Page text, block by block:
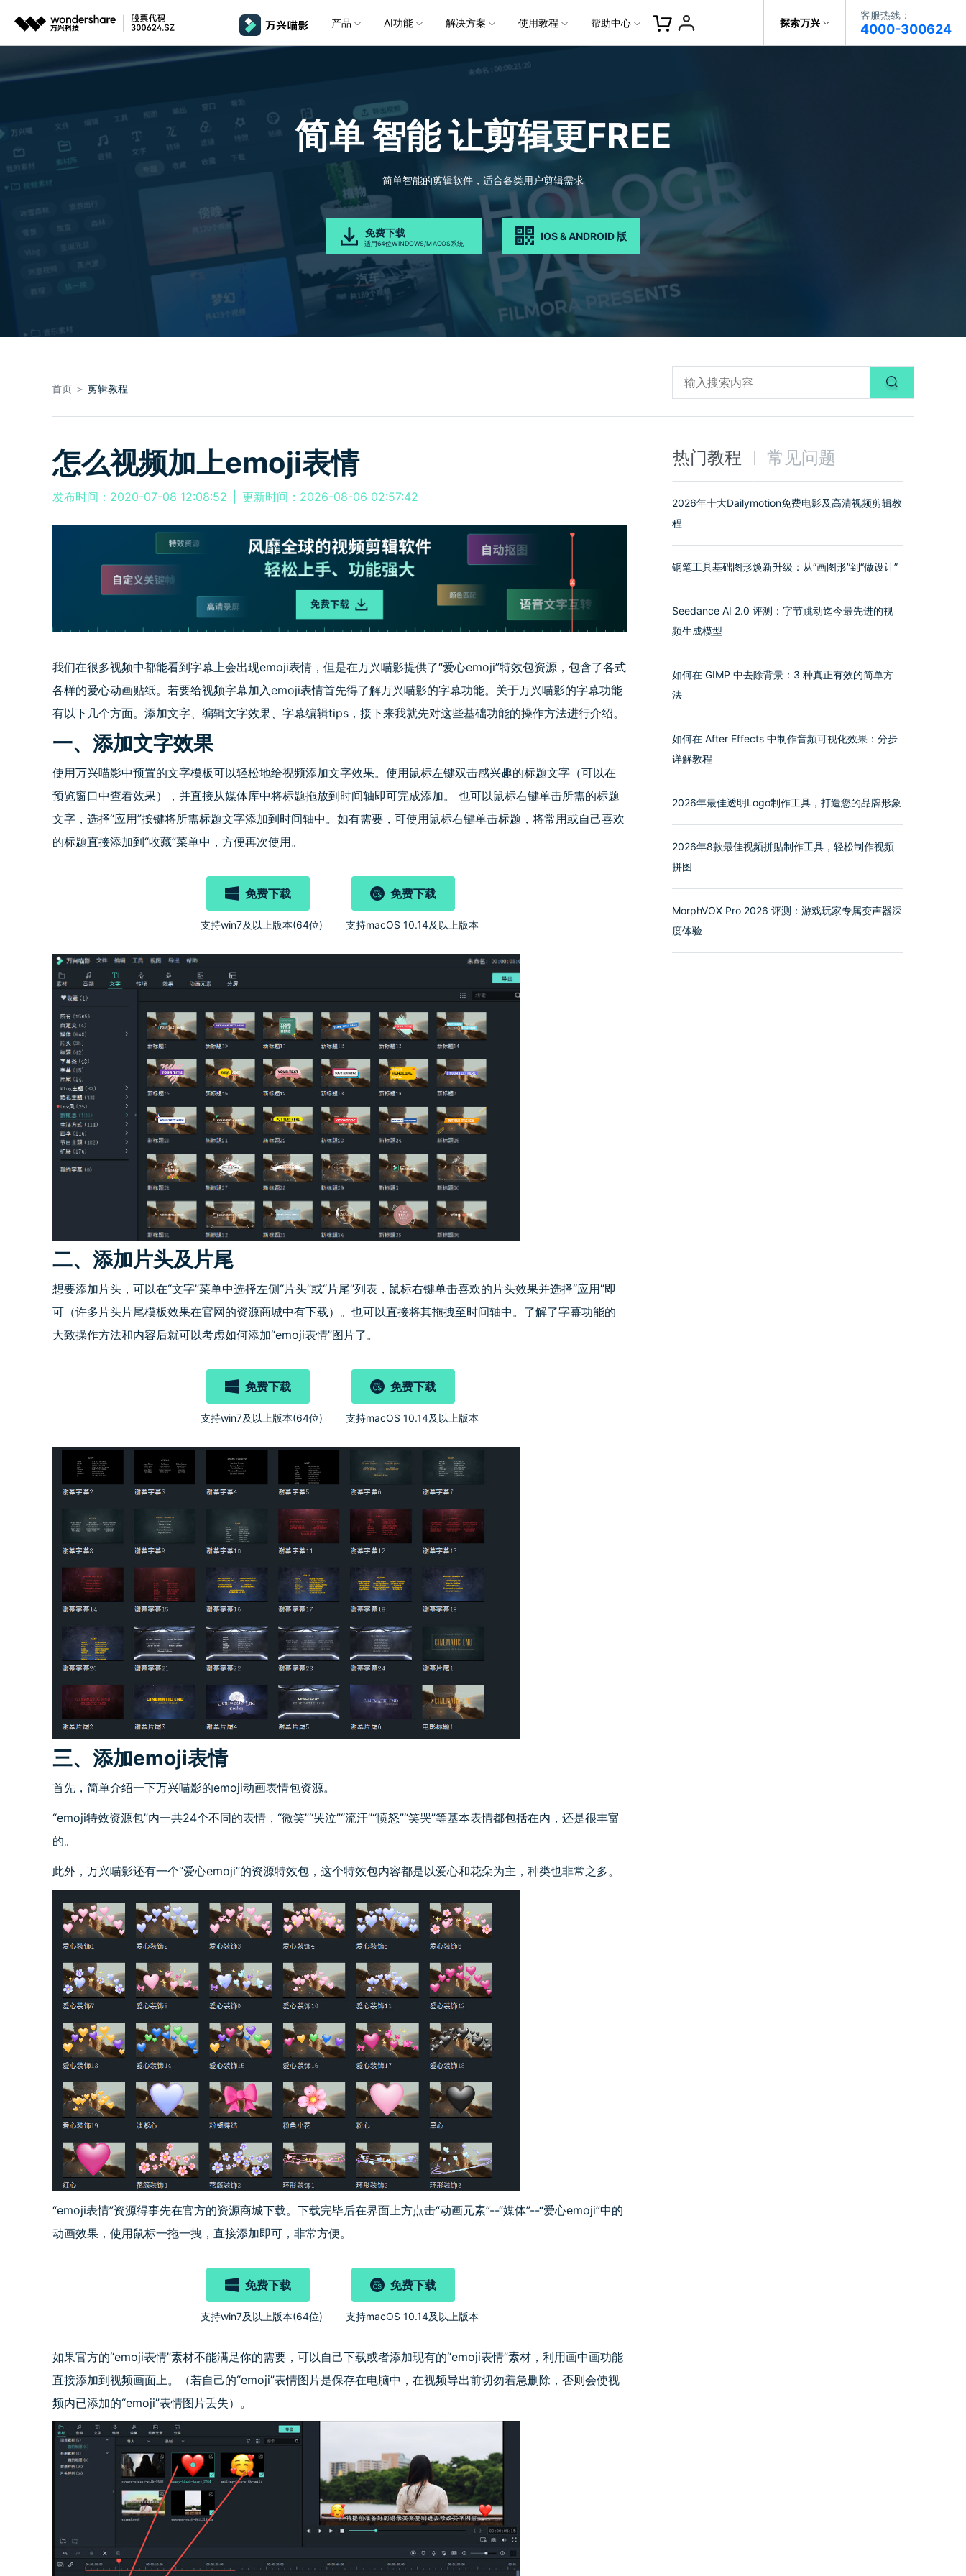
探索万兴
客服热线：
4000-300624
推荐产品
AIGC数字创意
万兴剧厂
AI驱动的一站式精品影视内容创作平台
万兴天幕
Wondershare SelfyzAI
万兴图示
一站式办公绘图利器
基于云的跨端思维导图软件
文档创意
万兴PDF
秒会的全能PDF编辑神器
万兴HiPDF
一站式在线PDF解决方案
万兴恢复专家
简单高效的数据管理软件
万兴易修
视频/照片修复一站式解决方案
新闻中心
加入我们
帮助中心
政企服务
代理商
客户案例
数字文档
创意绘图
视频创意
行业应用
交通运输
金融&银行
教育
新闻中心
新闻动态
关于万兴
社会责任
投资者关系
供应商合作
加入我们 帮助中心 客服热线：
4000-300624
产品
桌面版 Windows 版本
MacOS 版本
HarmonyOS 版本
移动端 iOS & Android 版本
视频
关键帧
NEW
平面追踪 NEW
音频
高光卡点
音频闪避
音视频同步
文本
文字路径动画
文字动画
花字与标题编辑
发现更多功能 >
视频特效
音频库
免费下载
AI功能
AI 提效
所有人工智能工具 >
AI 文本转视频 NEW
AI 图生视频 NEW
AI 绘画
AI 视频续写 NEW
AI 生成音效 NEW
文字转语音
AI 音乐生成
免费下载
解决方案
商用无忧
全新AI灵感加速器，提升团队协作效率，全
方位赋能商业视频创作过程
党政宣传
快速打造高级大气的党政宣传片
轻松制作有颜有料的知识教程
新闻传媒
一键输出专业精良的资讯报道
电商运营
批量生产高转化率的带货营销视频
自媒体创作
快人一步剪辑高流量的爆款视频
万兴喵影鸿蒙版首发
使用教程
基础教学
自制教程
视频抠图
音频剪辑
文本字幕
颜色编辑
影视娱乐
娱乐剪辑
影视制作
游戏电竞
教育培训
学校教育
企业培训
节日庆典
婚礼视频
生日聚会
广告宣传
日常视频
生活Vlog
视频教程
跟着达人视频学剪辑， 小白也能
玩转特效大片
喵影学社
提供人门到精通的全方位视频剪辑
课程满足各类场景的创作需求
帮助中心
常见问题
排除产品使用故障
设备支持
了解支持的系统、CPU和GPU信息
产品社区
在线社区，与产品经理 1 v 1
版本日志
了解最新迭代信息，体验最新功能
了解AI 积分消耗规则
授权说明
万兴素材
免费下载
简单 智能让剪辑更FREE
简单智能的剪辑软件，适合各类用户剪辑需求
免费下载
适用64位WINDOWS/MACOS系统
IOS & ANDROID 版
首页 ＞ 剪辑教程
怎么视频加上emoji表情
发布时间：2020-07-08 12:08:52 更新时间：2026-08-06 02:57:42
我们在很多视频中都能看到字幕上会出现emoji表情，但是在万兴喵影提供了“爱心emoji”特效包资源，包含了各式
各样的爱心动画贴纸。若要给视频字幕加入emoji表情首先得了解万兴喵影的字幕功能。关于万兴喵影的字幕功能
有以下几个方面。添加文字、编辑文字效果、字幕编辑tips，接下来我就先对这些基础功能的操作方法进行介绍。
一、添加文字效果
使用万兴喵影中预置的文字模板可以轻松地给视频添加文字效果。使用鼠标左键双击感兴趣的标题文字（可以在
预览窗口中查看效果），并直接从媒体库中将标题拖放到时间轴即可完成添加。 也可以鼠标右键单击所需的标题
文字，选择“应用”按键将所需标题文字添加到时间轴中。如有需要，可使用鼠标右键单击标题，将常用或自己喜欢
的标题直接添加到“收藏”菜单中，方便再次使用。
免费下载
支持win7及以上版本(64位)
免费下载
支持macOS 10.14及以上版本
二、添加片头及片尾
想要添加片头，可以在“文字”菜单中选择左侧“片头”或“片尾”列表，鼠标右键单击喜欢的片头效果并选择“应用”即
可（许多片头片尾模板效果在官网的资源商城中有下载）。也可以直接将其拖拽至时间轴中。了解了字幕功能的
大致操作方法和内容后就可以考虑如何添加“emoji表情”图片了。
免费下载
支持win7及以上版本(64位)
免费下载
支持macOS 10.14及以上版本
三、添加emoji表情
首先，简单介绍一下万兴喵影的emoji动画表情包资源。
“emoji特效资源包”内一共24个不同的表情，“微笑”“哭泣”“流汗”“愤怒”“笑哭”等基本表情都包括在内，还是很丰富
的。
此外，万兴喵影还有一个“爱心emoji”的资源特效包，这个特效包内容都是以爱心和花朵为主，种类也非常之多。
“emoji表情”资源得事先在官方的资源商城下载。下载完毕后在界面上方点击“动画元素”--“媒体”--“爱心emoji”中的
动画效果，使用鼠标一拖一拽，直接添加即可，非常方便。
免费下载
支持win7及以上版本(64位)
免费下载
支持macOS 10.14及以上版本
如果官方的“emoji表情”素材不能满足你的需要，可以自己下载或者添加现有的“emoji表情”素材，利用画中画功能
直接添加到视频画面上。（若自己的“emoji”表情图片是保存在电脑中，在视频导出前切勿着急删除，否则会使视
频内已添加的“emoji”表情图片丢失）。
热门教程 常见问题
2026年十大Dailymotion免费电影及高清视频剪辑教
程
钢笔工具基础图形焕新升级：从“画图形”到“做设计”
Seedance AI 2.0 评测：字节跳动迄今最先进的视
频生成模型
如何在 GIMP 中去除背景：3 种真正有效的简单方
法
如何在 After Effects 中制作音频可视化效果：分步
详解教程
2026年最佳透明Logo制作工具，打造您的品牌形象
2026年8款最佳视频拼贴制作工具，轻松制作视频
拼图
MorphVOX Pro 2026 评测：游戏玩家专属变声器深
度体验